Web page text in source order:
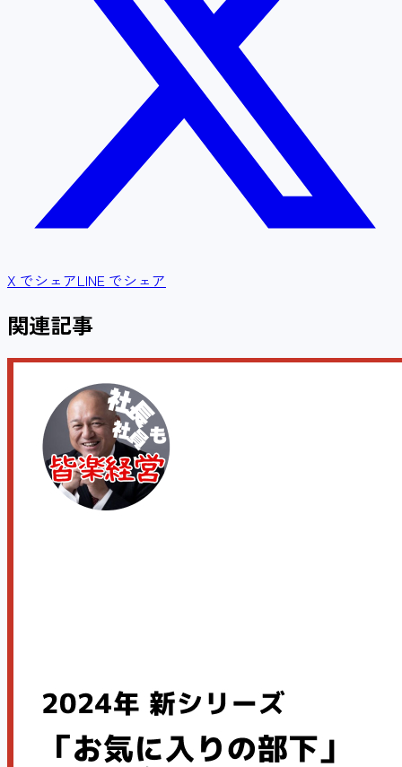
X でシェアLINE でシェア
関連記事